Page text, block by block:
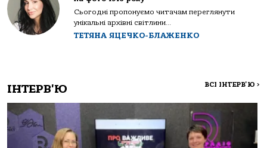
Сьогодні пропонуємо читачам переглянути
унікальні архівні світлини...
ТЕТЯНА ЯЦЕЧКО-БЛАЖЕНКО
ІНТЕРВ'Ю ВСІ ІНТЕРВ'Ю >